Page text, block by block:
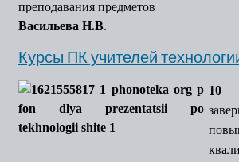
преподавания предметов
Васильева Н.В.
Курсы ПК учителей